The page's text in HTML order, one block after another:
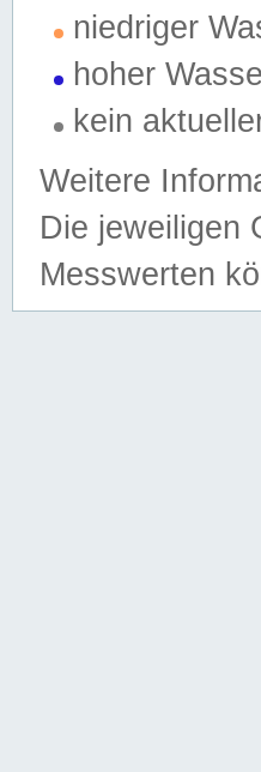
niedriger
hoher
kein
Weitere
Die jeweiligen
Messwerten